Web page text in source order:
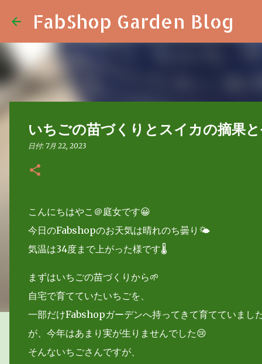
FabShop Garden Blog
いちごの苗づくりとスイカの摘果
日付: 7月 22, 2023
こんにちはやこ＠庭女です😀
今日のFabshopのお天気は晴れのち曇り🌤
気温は34度まで上がった様です🌡
まずはいちごの苗づくりから🌱
自宅で育てていたいちごを、
一部だけFabshopガーデンへ持ってきて育てていまし
が、今年はあまり実が生りませんでした😢
そんないちごさんですが、